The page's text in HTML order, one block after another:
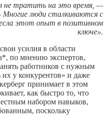
не тратить на это время, —
люди сталкиваются с
этот опыт в позитивном
ключе».
усилия в области
по мнению экспертов,
работников с нужным
у конкурентов» и даже
принимает в этом
как быстро то, что
набором навыков,
поскольку